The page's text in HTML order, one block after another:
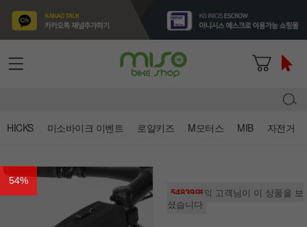
HICKS 미소바이크 이벤트 로얄키즈 M모터스 MIB 자전거
54%
54839명의 고객님이 이 상품을 보
셨습니다